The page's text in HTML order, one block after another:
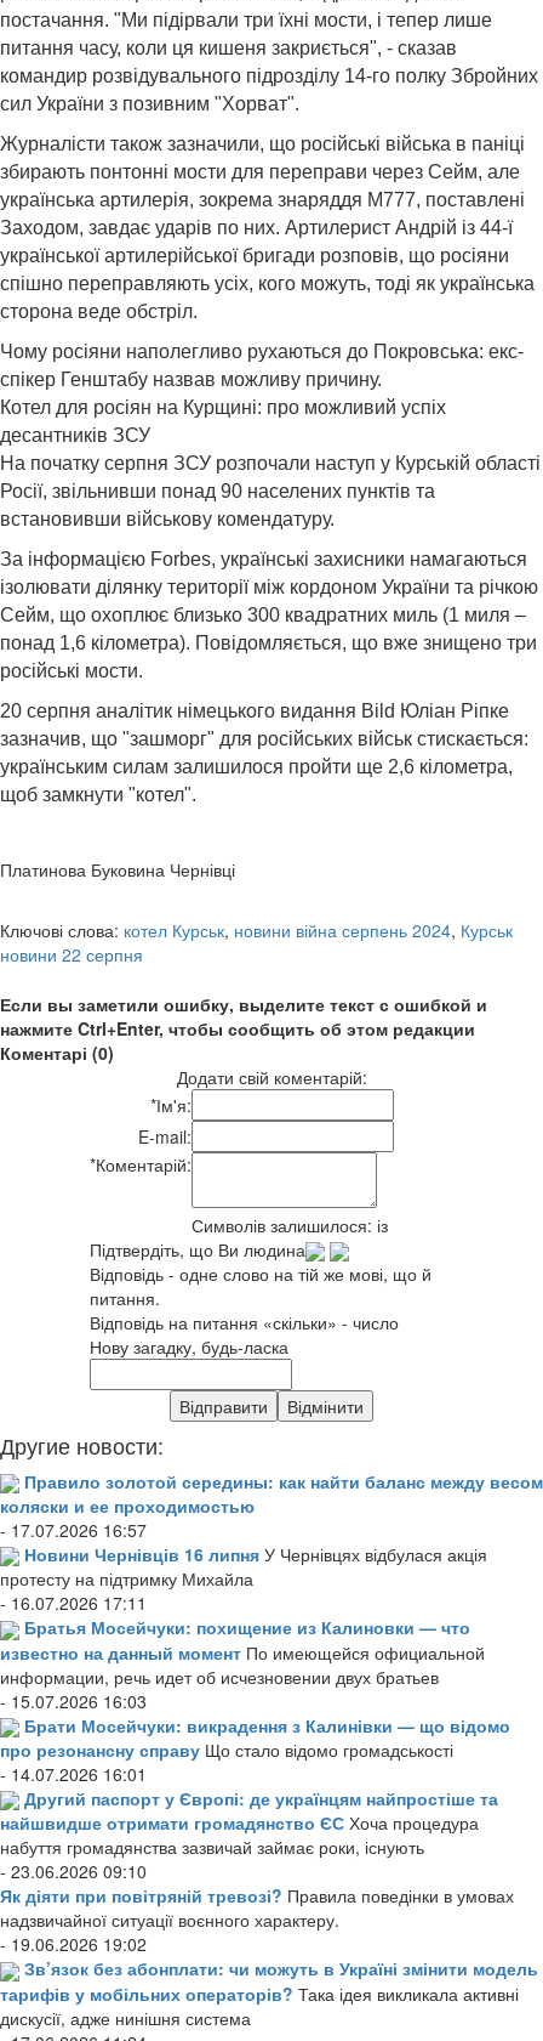
постачання. "Ми підірвали три їхні мости, і тепер лише
питання часу, коли ця кишеня закриється", - сказав
командир розвідувального підрозділу 14-го полку Збройних
сил України з позивним "Хорват".
Журналісти також зазначили, що російські війська в паніці
збирають понтонні мости для переправи через Сейм, але
українська артилерія, зокрема знаряддя M777, поставлені
Заходом, завдає ударів по них. Артилерист Андрій із 44-ї
української артилерійської бригади розповів, що росіяни
спішно переправляють усіх, кого можуть, тоді як українська
сторона веде обстріл.
Чому росіяни наполегливо рухаються до Покровська: екс-
спікер Генштабу назвав можливу причину.
Котел для росіян на Курщині: про можливий успіх
десантників ЗСУ
На початку серпня ЗСУ розпочали наступ у Курській області
Росії, звільнивши понад 90 населених пунктів та
встановивши військову комендатуру.
За інформацією Forbes, українські захисники намагаються
ізолювати ділянку території між кордоном України та річкою
Сейм, що охоплює близько 300 квадратних миль (1 миля –
понад 1,6 кілометра). Повідомляється, що вже знищено три
російські мости.
20 серпня аналітик німецького видання Bild Юліан Ріпке
зазначив, що "зашморг" для російських військ стискається:
українським силам залишилося пройти ще 2,6 кілометра,
щоб замкнути "котел".
Платинова Буковина Чернівці
Ключові слова: котел Курськ, новини війна серпень 2024, Курськ
новини 22 серпня
Если вы заметили ошибку, выделите текст с ошибкой и
нажмите Ctrl+Enter, чтобы сообщить об этом редакции
Коментарі (0)
Додати свій коментарій:
*Ім'я:
E-mail:
*Коментарій:
Символів залишилося: із
Підтвердіть, що Ви людина
Відповідь - одне слово на тій же мові, що й
питання.
Відповідь на питання «скільки» - число
Нову загадку, будь-ласка
Другие новости:
Правило золотой середины: как найти баланс между весом
коляски и ее проходимостью
- 17.07.2026 16:57
Новини Чернівців 16 липня У Чернівцях відбулася акція
протесту на підтримку Михайла
- 16.07.2026 17:11
Братья Мосейчуки: похищение из Калиновки — что
известно на данный момент По имеющейся официальной
информации, речь идет об исчезновении двух братьев
- 15.07.2026 16:03
Брати Мосейчуки: викрадення з Калинівки — що відомо
про резонансну справу Що стало відомо громадськості
- 14.07.2026 16:01
Другий паспорт у Європі: де українцям найпростіше та
найшвидше отримати громадянство ЄС Хоча процедура
набуття громадянства зазвичай займає роки, існують
- 23.06.2026 09:10
Як діяти при повітряній тревозі? Правила поведінки в умовах
надзвичайної ситуації воєнного характеру.
- 19.06.2026 19:02
Зв’язок без абонплати: чи можуть в Україні змінити модель
тарифів у мобільних операторів? Така ідея викликала активні
дискусії, адже нинішня система